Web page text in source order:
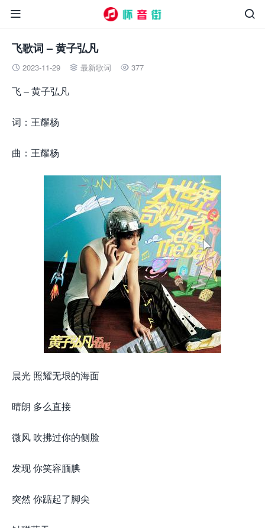


飞歌词 – 黄子弘凡
 2023-11-29  最新歌词  377
飞 – 黄子弘凡
词：王耀杨
曲：王耀杨
晨光 照耀无垠的海面
晴朗 多么直接
微风 吹拂过你的侧脸
发现 你笑容腼腆
突然 你踮起了脚尖